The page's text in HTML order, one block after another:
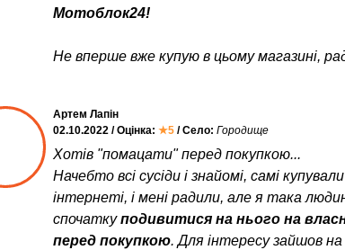
Хотів "помацати" перед покупкою...
Начебто всі сусіди і знайомі, самі
інтернеті, і мені радили, але я така
спочаткуподивитися на нього на
перед покупкою. Для інтересу зайшов
Артем Лапін
02.10.2022 / Оцінка: ★5 / Село: Городище
Мотоблок24!
Не вперше вже купую в цьому магазині,